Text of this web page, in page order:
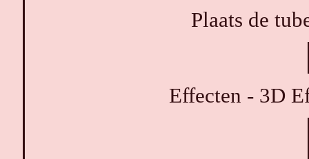
Plaats de
Effecten - 3D